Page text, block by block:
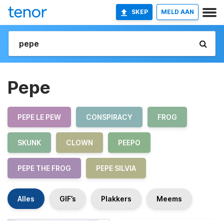
SKEP MELD AAN
Pepe
PEPE LE PEW CONSPIRACY FROG
SKUNK CLOWN PEEPO
PEPE THE FROG PEPE SILVIA
Alles GIF’s Plakkers Meems